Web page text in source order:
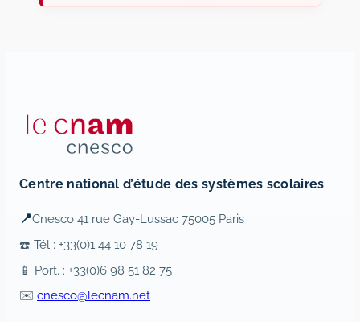
Centre national d’étude des systèmes scolaires
📍Cnesco 41 rue Gay-Lussac 75005 Paris
☎️ Tél : +33(0)1 44 10 78 19
📱 Port. : +33(0)6 98 51 82 75
✉️ cnesco@lecnam.net